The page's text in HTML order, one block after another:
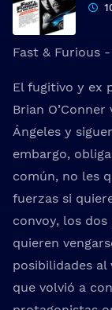
Fast & Furious
El fugitivo y ex
Brian
Ángeles y
embargo,
común, no les
fuerzas si
convoy, los
quieren
posibilidades al
que volvió a